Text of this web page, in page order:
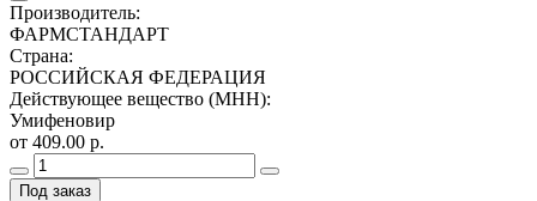
Производитель:
ФАРМСТАНДАРТ
Страна:
РОССИЙСКАЯ ФЕДЕРАЦИЯ
Действующее вещество (МНН):
Умифеновир
от 409.00 р.
Под заказ